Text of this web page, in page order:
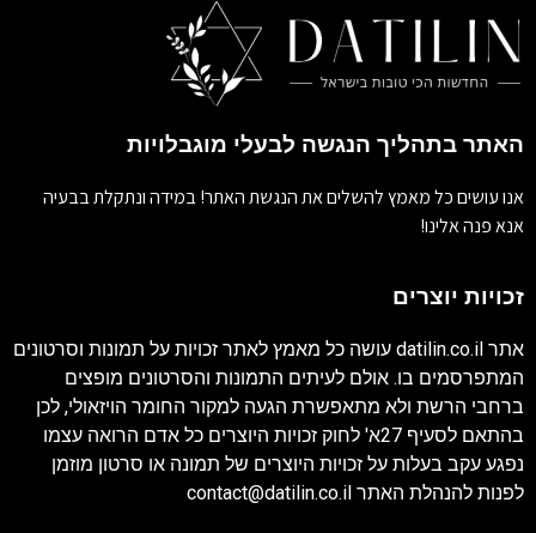
האתר בתהליך הנגשה לבעלי מוגבלויות
אנו עושים כל מאמץ להשלים את הנגשת האתר! במידה ונתקלת בבעיה
אנא פנה אלינו!
זכויות יוצרים
אתר datilin.co.il עושה כל מאמץ לאתר זכויות על תמונות וסרטונים
המתפרסמים בו. אולם לעיתים התמונות והסרטונים מופצים
ברחבי הרשת ולא מתאפשרת הגעה למקור החומר הויזאולי, לכן
בהתאם לסעיף 27א' לחוק זכויות היוצרים כל אדם הרואה עצמו
נפגע עקב בעלות על זכויות היוצרים של תמונה או סרטון מוזמן
לפנות להנהלת האתר contact@datilin.co.il